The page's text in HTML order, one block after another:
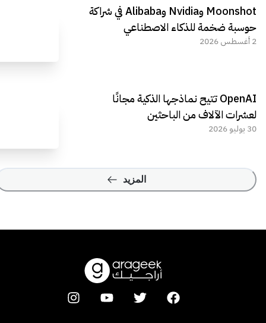
Moonshot وNvidia وAlibaba في شراكة
حوسبة ضخمة للذكاء الاصطناعي
2 أغسطس 2026
OpenAI تتيح نماذجها الذكية مجانًا
لعشرات الآلاف من الباحثين
30 يوليو 2026
المزيد